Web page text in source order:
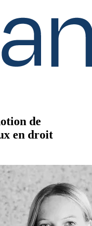
de
en droit